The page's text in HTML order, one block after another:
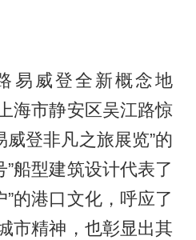
易威登全新概念地
海市静安区吴江路惊
威登非凡之旅展览”的
”船型建筑设计代表了
”的港口文化，呼应了
市精神，也彰显出其